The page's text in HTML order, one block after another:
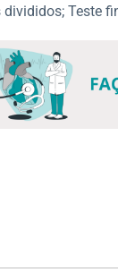
Teste